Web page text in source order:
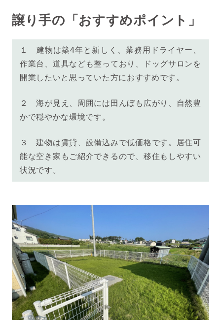
譲り手の「おすすめポイント」
１ 建物は築4年と新しく、業務用ドライヤー、
作業台、道具なども整っており、ドッグサロンを
開業したいと思っていた方におすすめです。
２ 海が見え、周囲には田んぼも広がり、自然豊
かで穏やかな環境です。
３建物は賃貸、設備込みで低価格です。居住可
能な空き家もご紹介できるので、移住もしやすい
状況です。